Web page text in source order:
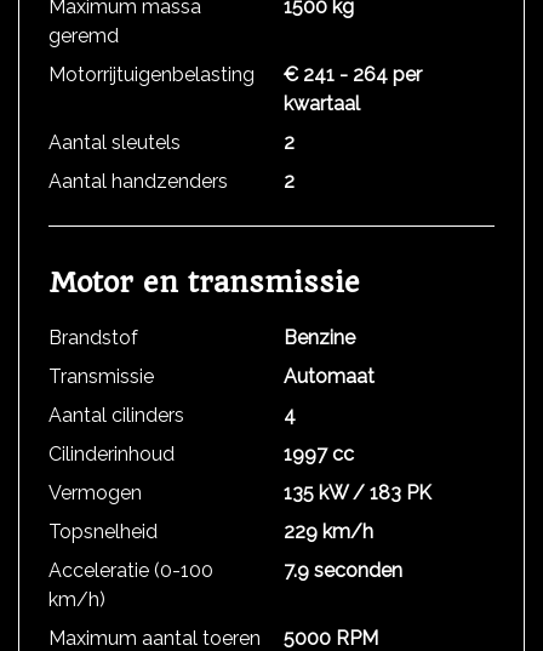
Maximum massa
geremd
1500 kg
Motorrijtuigenbelasting
€ 241 - 264 per
kwartaal
Aantal sleutels
2
Aantal handzenders
2
Motor en transmissie
Brandstof
Benzine
Transmissie
Automaat
Aantal cilinders
4
Cilinderinhoud
1997 cc
Vermogen
135 kW / 183 PK
Topsnelheid
229 km/h
Acceleratie (0-100
km/h)
7.9 seconden
Maximum aantal toeren
5000 RPM